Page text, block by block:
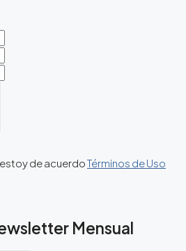
de acuerdoTérminos de Uso
Mensual